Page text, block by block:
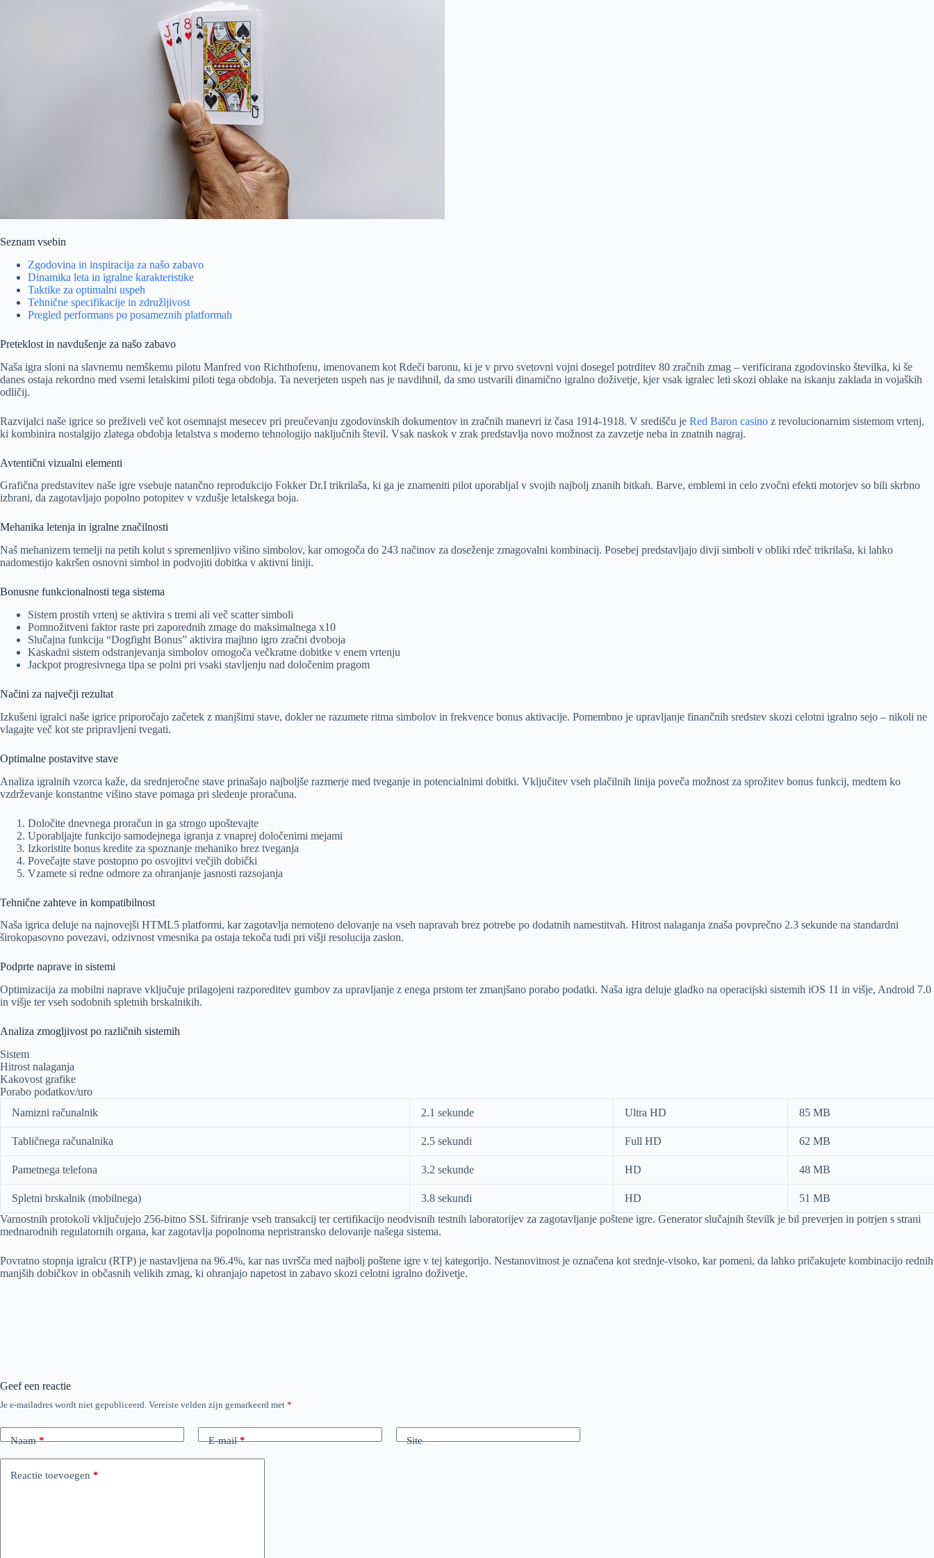
Seznam vsebin
Zgodovina in inspiracija za našo zabavo
Dinamika leta in igralne karakteristike
Taktike za optimalni uspeh
Tehnične specifikacije in združljivost
Pregled performans po posameznih platformah
Preteklost in navdušenje za našo zabavo
Naša igra sloni na slavnemu nemškemu pilotu Manfred von Richthofenu, imenovanem kot Rdeči baronu, ki je v prvo svetovni vojni dosegel potrditev 80 zračnih zmag – verificirana zgodovinsko številka, ki še
danes ostaja rekordno med vsemi letalskimi piloti tega obdobja. Ta neverjeten uspeh nas je navdihnil, da smo ustvarili dinamično igralno doživetje, kjer vsak igralec leti skozi oblake na iskanju zaklada in vojaških
odličij.
Razvijalci naše igrice so preživeli več kot osemnajst mesecev pri preučevanju zgodovinskih dokumentov in zračnih manevri iz časa 1914-1918. V središču je Red Baron casino z revolucionarnim sistemom vrtenj,
ki kombinira nostalgijo zlatega obdobja letalstva s moderno tehnologijo naključnih števil. Vsak naskok v zrak predstavlja novo možnost za zavzetje neba in znatnih nagraj.
Avtentični vizualni elementi
Grafična predstavitev naše igre vsebuje natančno reprodukcijo Fokker Dr.I trikrilaša, ki ga je znameniti pilot uporabljal v svojih najbolj znanih bitkah. Barve, emblemi in celo zvočni efekti motorjev so bili skrbno
izbrani, da zagotavljajo popolno potopitev v vzdušje letalskega boja.
Mehanika letenja in igralne značilnosti
Naš mehanizem temelji na petih kolut s spremenljivo višino simbolov, kar omogoča do 243 načinov za doseženje zmagovalni kombinacij. Posebej predstavljajo divji simboli v obliki rdeč trikrilaša, ki lahko
nadomestijo kakršen osnovni simbol in podvojiti dobitka v aktivni liniji.
Bonusne funkcionalnosti tega sistema
Sistem prostih vrtenj se aktivira s tremi ali več scatter simboli
Pomnožitveni faktor raste pri zaporednih zmage do maksimalnega x10
Slučajna funkcija “Dogfight Bonus” aktivira majhno igro zračni dvoboja
Kaskadni sistem odstranjevanja simbolov omogoča večkratne dobitke v enem vrtenju
Jackpot progresivnega tipa se polni pri vsaki stavljenju nad določenim pragom
Načini za največji rezultat
Izkušeni igralci naše igrice priporočajo začetek z manjšimi stave, dokler ne razumete ritma simbolov in frekvence bonus aktivacije. Pomembno je upravljanje finančnih sredstev skozi celotni igralno sejo – nikoli ne
vlagajte več kot ste pripravljeni tvegati.
Optimalne postavitve stave
Analiza igralnih vzorca kaže, da srednjeročne stave prinašajo najboljše razmerje med tveganje in potencialnimi dobitki. Vključitev vseh plačilnih linija poveča možnost za sprožitev bonus funkcij, medtem ko
vzdrževanje konstantne višino stave pomaga pri sledenje proračuna.
Določite dnevnega proračun in ga strogo upoštevajte
Uporabljajte funkcijo samodejnega igranja z vnaprej določenimi mejami
Izkoristite bonus kredite za spoznanje mehaniko brez tveganja
Povečajte stave postopno po osvojitvi večjih dobički
Vzamete si redne odmore za ohranjanje jasnosti razsojanja
Tehnične zahteve in kompatibilnost
Naša igrica deluje na najnovejši HTML5 platformi, kar zagotavlja nemoteno delovanje na vseh napravah brez potrebe po dodatnih namestitvah. Hitrost nalaganja znaša povprečno 2.3 sekunde na standardni
širokopasovno povezavi, odzivnost vmesnika pa ostaja tekoča tudi pri višji resolucija zaslon.
Podprte naprave in sistemi
Optimizacija za mobilni naprave vključuje prilagojeni razporeditev gumbov za upravljanje z enega prstom ter zmanjšano porabo podatki. Naša igra deluje gladko na operacijski sistemih iOS 11 in višje, Android 7.0
in višje ter vseh sodobnih spletnih brskalnikih.
Analiza zmogljivost po različnih sistemih
Sistem
Hitrost nalaganja
Kakovost grafike
Porabo podatkov/uro
Namizni računalnik
2.1 sekunde Ultra HD 85 MB
Tabličnega računalnika 2.5 sekundi Full HD 62 MB
Pametnega telefona 3.2 sekunde HD 48 MB
Spletni brskalnik (mobilnega) 3.8 sekundi HD
51 MB
Varnostnih protokoli vključujejo 256-bitno SSL šifriranje vseh transakcij ter certifikacijo neodvisnih testnih laboratorijev za zagotavljanje poštene igre. Generator slučajnih številk je bil preverjen in potrjen s strani
mednarodnih regulatornih organa, kar zagotavlja popolnoma nepristransko delovanje našega sistema.
Povratno stopnja igralcu (RTP) je nastavljena na 96.4%, kar nas uvršča med najbolj poštene igre v tej kategorijo. Nestanovitnost je označena kot srednje-visoko, kar pomeni, da lahko pričakujete kombinacijo rednih
manjših dobičkov in občasnih velikih zmag, ki ohranjajo napetost in zabavo skozi celotni igralno doživetje.
Geef een reactie
Je e-mailadres wordt niet gepubliceerd. Vereiste velden zijn gemarkeerd met *
Naam* E-mail* Site
Reactie toevoegen *